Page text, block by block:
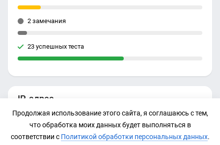
IP-адрес
185.219.42.144
2 замечания
23 успешных теста
Продолжая использование этого сайта, я соглашаюсь с тем,
что обработка моих данных будет выполняться в
соответствии с Политикой обработки персональных данных.